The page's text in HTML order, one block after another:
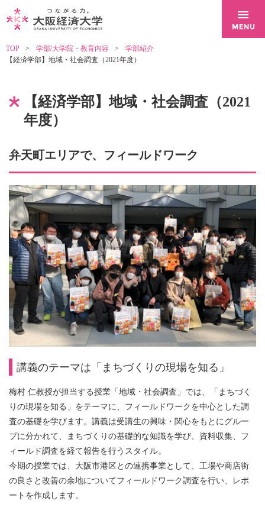
TOP 学部/大学院・教育内容
学部紹介
【経済学部】地域・社会調査（2021年度）
【経済学部】地域・社会調査（2021
年度）
弁天町エリアで、フィールドワーク
講義のテーマは「まちづくりの現場を知る」
梅村 仁教授が担当する授業「地域・社会調査」では、「まちづく
りの現場を知る」をテーマに、フィールドワークを中心とした調
査の基礎を学びます。講義は受講生の興味・関心をもとにグルー
プに分かれて、まちづくりの基礎的な知識を学び、資料収集、フ
ィールド調査を経て報告を行うスタイル。
今期の授業では、大阪市港区との連携事業として、工場や商店街
の良さと改善の余地についてフィールドワーク調査を行い、レポ
ートを作成します。